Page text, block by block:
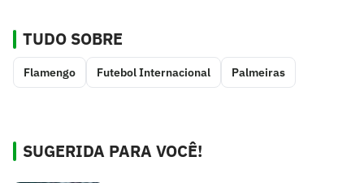
TUDO SOBRE
Flamengo Futebol Internacional Palmeiras
SUGERIDA PARA VOCÊ!